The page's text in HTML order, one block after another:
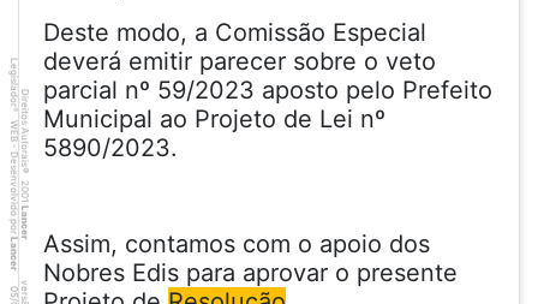
Deste modo, a Comissão Especial
deverá emitir parecer sobre o veto
parcial nº 59/2023 aposto pelo Prefeito
Municipal ao Projeto de Lei nº
5890/2023.
Assim, contamos com o apoio dos
Nobres Edis para aprovar o presente
Direitos Autorais
©
2001
Lancer
Legislador
®
WEB - Desenvolvido por
Lancer